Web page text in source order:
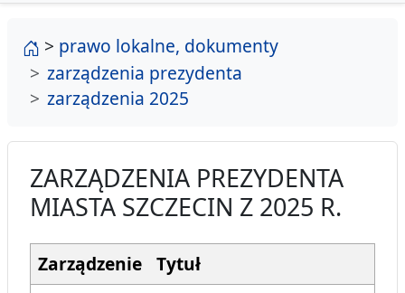
strona główna
> prawo lokalne, dokumenty
zarządzenia prezydenta
zarządzenia 2025
ZARZĄDZENIA PREZYDENTA
MIASTA SZCZECIN Z 2025 R.
Zarządzenie Tytuł